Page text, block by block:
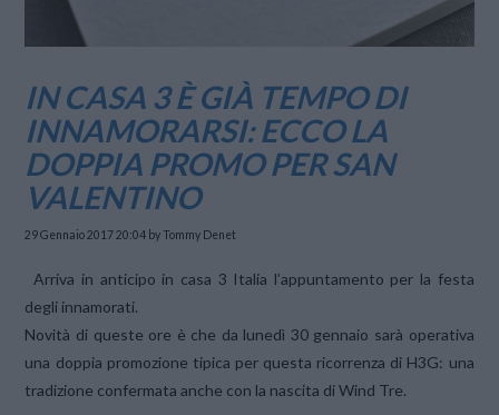
IN CASA 3 È GIÀ TEMPO DI
INNAMORARSI: ECCO LA
DOPPIA PROMO PER SAN
VALENTINO
29 Gennaio 2017 20:04 by Tommy Denet
Arriva in anticipo in casa 3 Italia l’appuntamento per la festa
degli innamorati.
Novità di queste ore è che da lunedì 30 gennaio sarà operativa
una doppia promozione tipica per questa ricorrenza di H3G: una
tradizione confermata anche con la nascita di Wind Tre.